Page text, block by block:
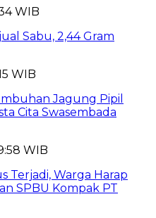
WIB
Sabu, 2,44 Gram
WIB
Jagung Pipil
Cita Swasembada
WIB
Terjadi, Warga Harap
SPBU Kompak PT